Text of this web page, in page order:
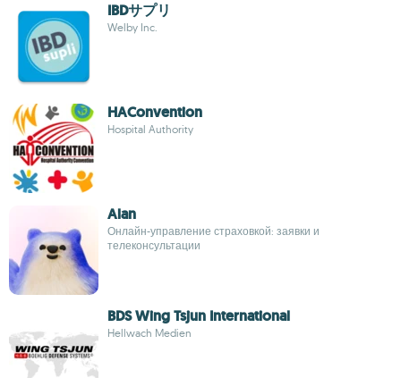
IBDサプリ
Welby Inc.
HAConvention
Hospital Authority
Alan
Онлайн-управление страховкой: заявки и
телеконсультации
BDS Wing Tsjun International
Hellwach Medien